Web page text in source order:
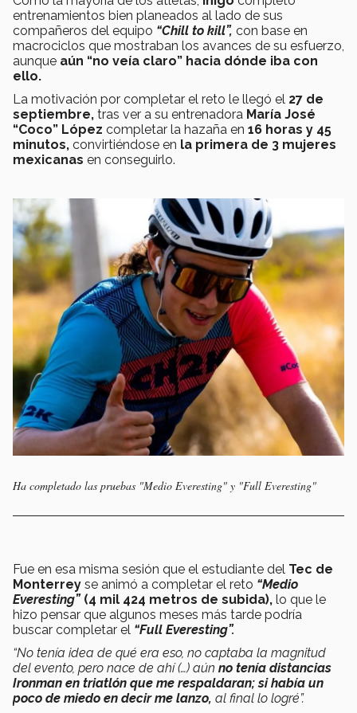
entrenamientos bien planeados al lado de sus
compañeros del equipo “Chill to kill”, con base en
macrociclos que mostraban los avances de su esfuerzo,
aunque aún “no veía claro” hacia dónde iba con
ello.
La motivación por completar el reto le llegó el 27 de
septiembre, tras ver a su entrenadora María José
“Coco” López completar la hazaña en 16 horas y 45
minutos, convirtiéndose en la primera de 3 mujeres
mexicanas en conseguirlo.
Ha completado las pruebas "Medio Everesting" y "Full Everesting"
Fue en esa misma sesión que el estudiante del Tec de
Monterrey se animó a completar el reto “Medio
Everesting” (4 mil 424 metros de subida), lo que le
hizo pensar que algunos meses más tarde podría
buscar completar el “Full Everesting”.
“No tenía idea de qué era eso, no captaba la magnitud
del evento, pero nace de ahí (…) aún no tenía distancias
Ironman en triatlón que me respaldaran; si había un
poco de miedo en decir me lanzo, al final lo logré”.